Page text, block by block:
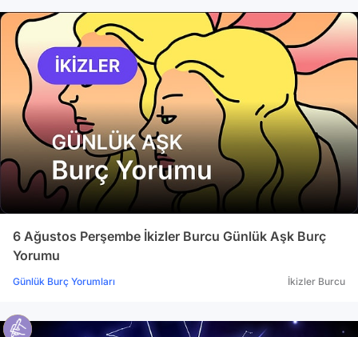
6 Ağustos Perşembe İkizler Burcu Günlük Aşk Burç
Yorumu
Günlük Burç Yorumları İkizler Burcu